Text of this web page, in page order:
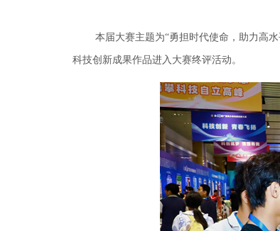
本届大赛主题为“勇担时代使命，助力高水
科技创新成果作品进入大赛终评活动。